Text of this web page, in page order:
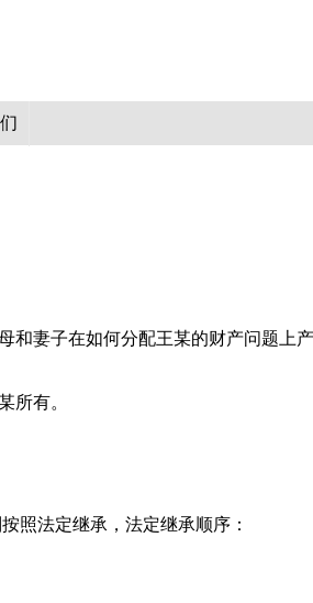
和妻子在如何分配王某的财产问题上
所有。
照法定继承，法定继承顺序：